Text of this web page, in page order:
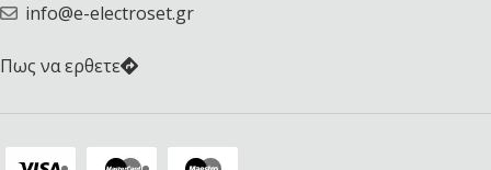
info@e-electroset.gr
Πως να ερθετε